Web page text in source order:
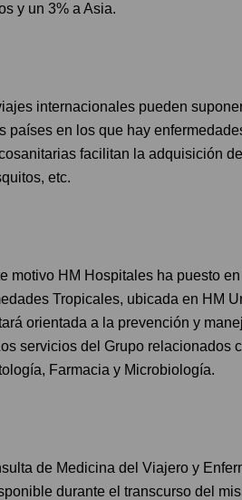
y un 3% a Asia.
internacionales pueden
países en los que hay
facilitan la adquisición
etc.
motivo HM Hospitales ha puesto
Tropicales, ubicada en HM
orientada a la prevención y
servicios del Grupo relacionados
Farmacia y Microbiología.
de Medicina del Viajero y
durante el transcurso del